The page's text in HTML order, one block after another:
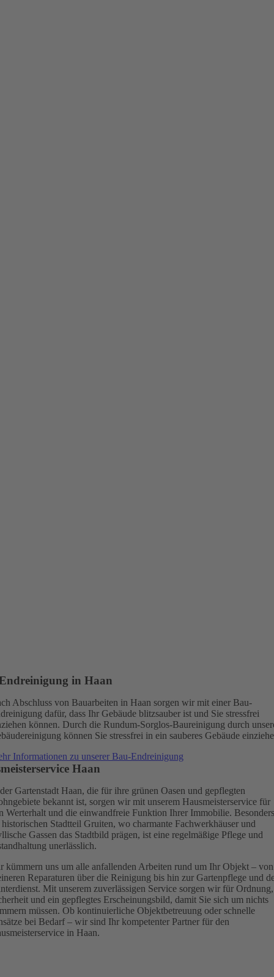
in Haan
Abschluss von Bauarbeiten in Haan sorgen wir mit einer Bau-
dafür, dass Ihr Gebäude blitzsauber ist und Sie stressfrei
können. Durch die Rundum-Sorglos-Baureinigung durch
können Sie stressfrei in ein sauberes Gebäude
Informationen zu unserer Bau-Endreinigung
Haan
Gartenstadt Haan, die für ihre grünen Oasen und gepflegten
bekannt ist, sorgen wir mit unserem Hausmeisterservice für
Werterhalt und die einwandfreie Funktion Ihrer Immobilie. Besonders
Stadtteil Gruiten, wo charmante Fachwerkhäuser und
Gassen das Stadtbild prägen, ist eine regelmäßige Pflege und
unerlässlich.
kümmern uns um alle anfallenden Arbeiten rund um Ihr Objekt – von
Reparaturen über die Reinigung bis hin zur Gartenpflege und
Mit unserem zuverlässigen Service sorgen wir für Ordnung,
und ein gepflegtes Erscheinungsbild, damit Sie sich um nichts
müssen. Ob kontinuierliche Objektbetreuung oder schnelle
bei Bedarf – wir sind Ihr kompetenter Partner für den
in Haan.